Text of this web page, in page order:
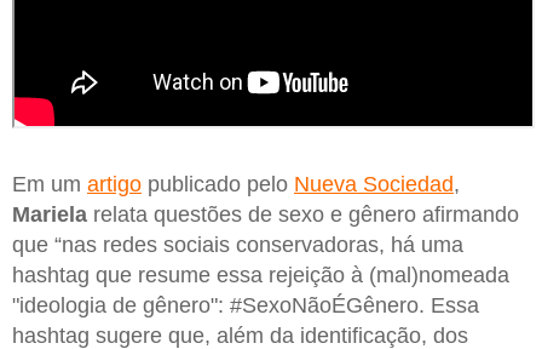
Em um artigo publicado pelo Nueva Sociedad,
Mariela relata questões de sexo e gênero afirmando
que “nas redes sociais conservadoras, há uma
hashtag que resume essa rejeição à (mal)nomeada
"ideologia de gênero": #SexoNãoÉGênero. Essa
hashtag sugere que, além da identificação, dos